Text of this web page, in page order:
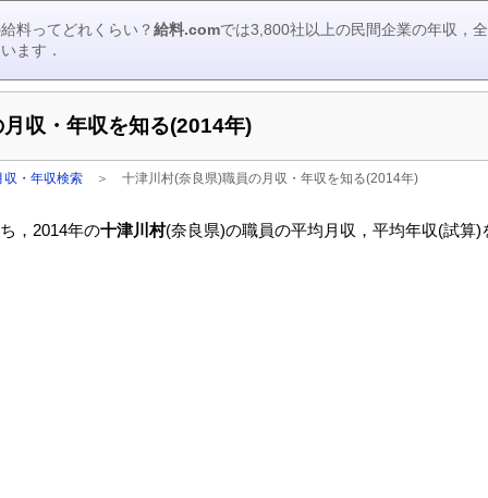
料ってどれくらい？給料.comでは3,800社以上の民間企業の年収，
ます．
収・年収を知る(2014年)
収・年収検索 ＞十津川村(奈良県)職員の月収・年収を知る(2014年)
，2014年の十津川村(奈良県)の職員の平均月収，平均年収(試算